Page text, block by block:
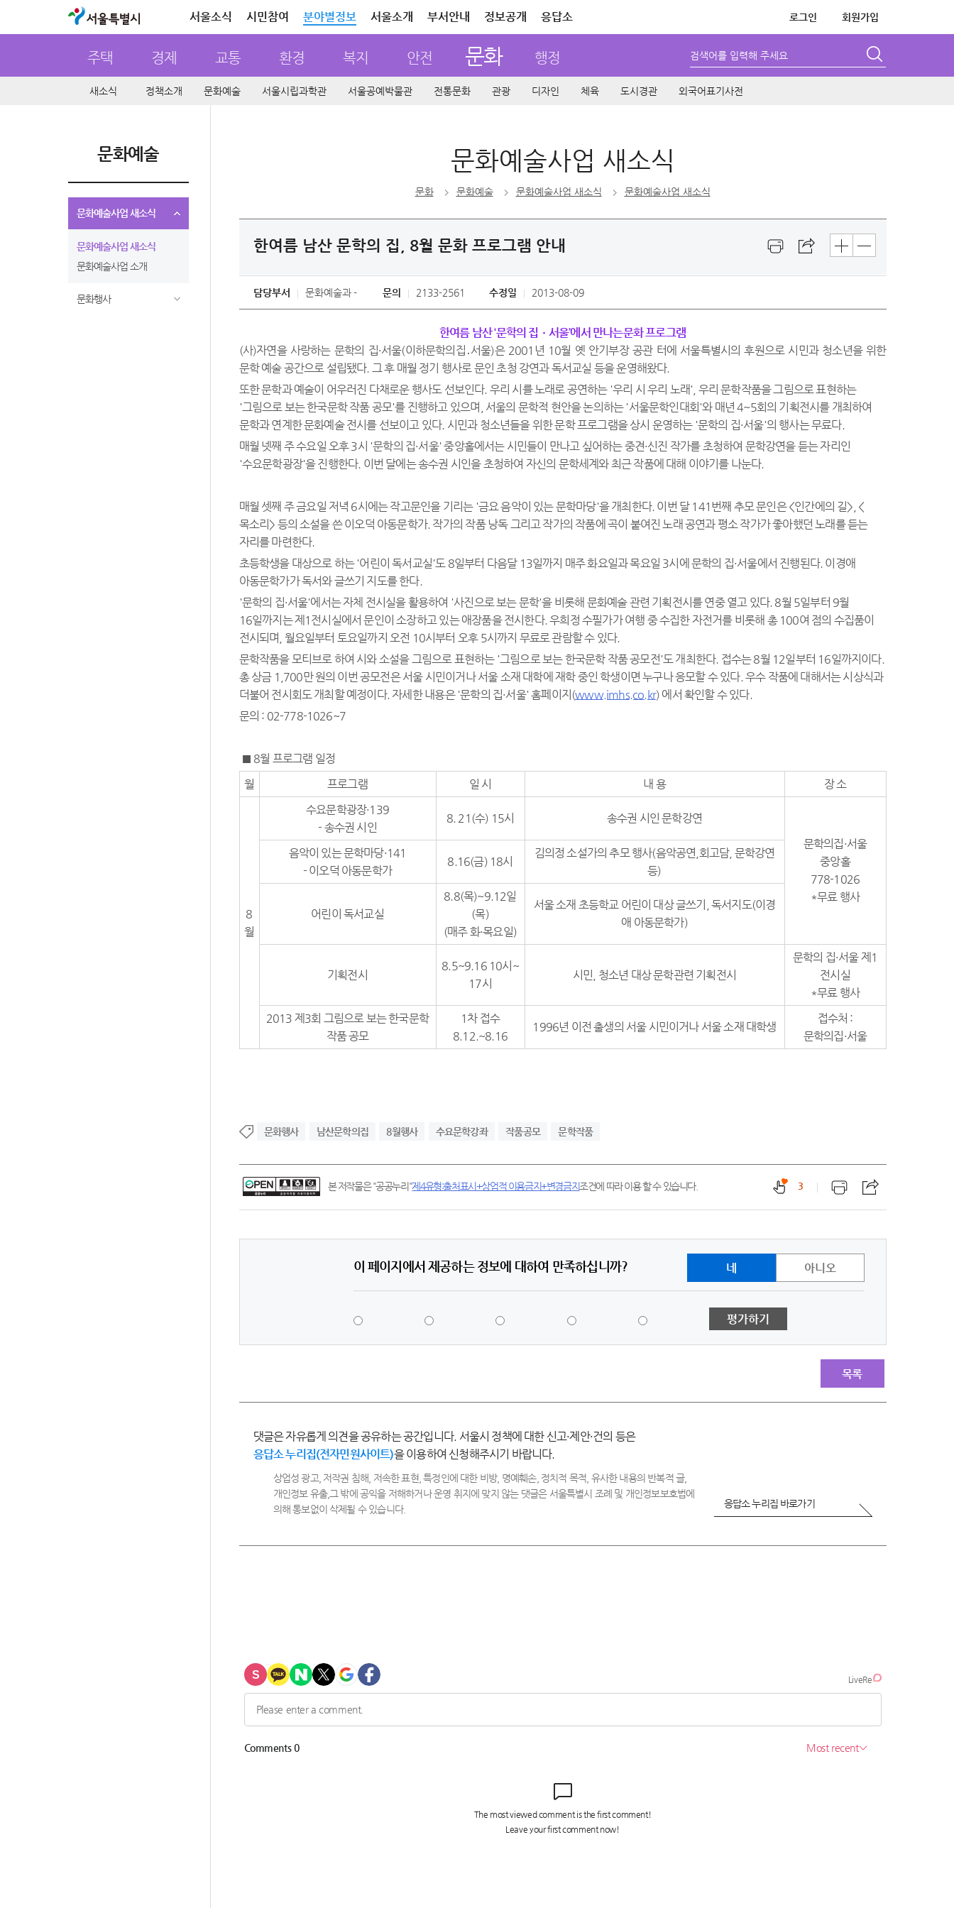
서울특별시 서울소식 시민참여 분야별정보 서울소개 부서안내 정보공개 응답소 로그인 회원가입
주택 경제 교통 환경 복지 안전 문화 행정 검색어를 입력해 주세요
새소식 정책소개 문화예술 서울시립과학관 서울공예박물관 전통문화 관광 디자인 체육 도시경관 외국어표기사전
문화예술
문화예술사업 새소식
문화예술사업 새소식
문화예술사업 소개
문화행사
문화예술사업 새소식
문화 문화예술 문화예술사업 새소식 문화예술사업 새소식
한여름 남산 문학의 집, 8월 문화 프로그램 안내
담당부서 문화예술과 문의 2133-2561 수정일 2013-08-09
한여름 남산 ‘문학의 집ㆍ서울’에서 만나는문화 프로그램
(사)자연을 사랑하는 문학의 집·서울(이하문학의집․서울)은 2001년 10월 옛 안기부장 공관 터에 서울특별시의 후원으로 시민과 청소년을 위한
문학 예술 공간으로 설립됐다. 그 후 매월 정기 행사로 문인 초청 강연과 독서교실 등을 운영해왔다.
또한 문학과 예술이 어우러진 다채로운 행사도 선보인다. 우리 시를 노래로 공연하는 '우리 시 우리 노래', 우리 문학작품을 그림으로 표현하는
'그림으로 보는 한국문학 작품 공모'를 진행하고 있으며, 서울의 문학적 현안을 논의하는 '서울문학인대회'와 매년 4~5회의 기획전시를 개최하여
문학과 연계한 문화예술 전시를 선보이고 있다. 시민과 청소년들을 위한 문학 프로그램을 상시 운영하는 '문학의 집·서울'의 행사는 무료다.
매월 넷째 주 수요일 오후 3시 '문학의 집·서울' 중앙홀에서는 시민들이 만나고 싶어하는 중견·신진 작가를 초청하여 문학강연을 듣는 자리인
'수요문학광장'을 진행한다. 이번 달에는 송수권 시인을 초청하여 자신의 문학세계와 최근 작품에 대해 이야기를 나눈다.
매월 셋째 주 금요일 저녁 6시에는 작고문인을 기리는 '금요 음악이 있는 문학마당'을 개최한다. 이번 달 141번째 추모 문인은 <인간에의 길>, <
목소리> 등의 소설을 쓴 이오덕 아동문학가. 작가의 작품 낭독 그리고 작가의 작품에 곡이 붙여진 노래 공연과 평소 작가가 좋아했던 노래를 듣는
자리를 마련한다.
초등학생을 대상으로 하는 '어린이 독서교실'도 8일부터 다음달 13일까지 매주 화요일과 목요일 3시에 문학의 집·서울에서 진행된다. 이경애
아동문학가가 독서와 글쓰기 지도를 한다.
'문학의 집·서울'에서는 자체 전시실을 활용하여 '사진으로 보는 문학'을 비롯해 문화예술 관련 기획전시를 연중 열고 있다. 8월 5일부터 9월
16일까지는 제1전시실에서 문인이 소장하고 있는 애장품을 전시한다. 우희정 수필가가 여행 중 수집한 자전거를 비롯해 총 100여 점의 수집품이
전시되며, 월요일부터 토요일까지 오전 10시부터 오후 5시까지 무료로 관람할 수 있다.
문학작품을 모티브로 하여 시와 소설을 그림으로 표현하는 '그림으로 보는 한국문학 작품 공모전'도 개최한다. 접수는 8월 12일부터 16일까지이다.
총 상금 1,700만 원의 이번 공모전은 서울 시민이거나 서울 소재 대학에 재학 중인 학생이면 누구나 응모할 수 있다. 우수 작품에 대해서는 시상식과
더불어 전시회도 개최할 예정이다. 자세한 내용은 '문학의 집·서울' 홈페이지(www.imhs.co.kr) 에서 확인할 수 있다.
문의 : 02-778-1026~7
■ 8월 프로그램 일정
월
프로그램 일 시 내 용 장 소
8
월
수요문학광장·139
- 송수권 시인
8. 21(수) 15시
송수권 시인 문학강연
문학의집·서울
중앙홀
778-1026
*무료 행사
음악이 있는 문학마당·141
- 이오덕 아동문학가
8.16(금) 18시
김의정 소설가의 추모 행사(음악공연,회고담, 문학강연
등)
어린이 독서교실
8.8(목)~9.12일
(목)
(매주 화·목요일)
서울 소재 초등학교 어린이 대상 글쓰기, 독서지도(이경
애 아동문학가)
기획전시
8.5~9.16 10시~
17시
시민, 청소년 대상 문학관련 기획전시
문학의 집·서울 제1
전시실
*무료 행사
2013 제3회 그림으로 보는 한국문학
작품 공모
1차 접수
8.12.~8.16
1996년 이전 출생의 서울 시민이거나 서울 소재 대학생
접수처 :
문학의집·서울
문화행사 남산문학의집 8월행사 수요문학강좌 작품공모 문학작품
3
본 저작물은 "공공누리"제4유형:출처표시+상업적 이용금지+변경금지조건에 따라 이용 할 수 있습니다.
이 페이지에서 제공하는 정보에 대하여 만족하십니까? 네 아니오
평가하기
목록
댓글은 자유롭게 의견을 공유하는 공간입니다. 서울시 정책에 대한 신고·제안·건의 등은
응답소 누리집(전자민원사이트)을 이용하여 신청해주시기 바랍니다.
상업성 광고, 저작권 침해, 저속한 표현, 특정인에 대한 비방, 명예훼손, 정치적 목적, 유사한 내용의 반복적 글,
개인정보 유출,그 밖에 공익을 저해하거나 운영 취지에 맞지 않는 댓글은 서울특별시 조례 및 개인정보보호법에
의해 통보없이 삭제될 수 있습니다.
응답소 누리집 바로가기